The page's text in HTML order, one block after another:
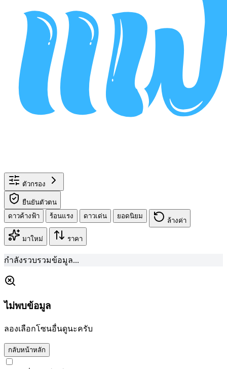
ตัวกรอง
ยืนยันตัวตน
ดาวค้างฟ้า
ร้อนแรง ดาวเด่น ยอดนิยม
ล้างค่า
มาใหม่ ราคา
กำลังรวบรวมข้อมูล...
ไม่พบข้อมูล
ลองเลือกโซนอื่นดูนะครับ
กลับหน้าหลัก